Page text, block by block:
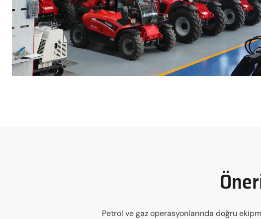
Petrol ve gaz operasyonlarında doğru